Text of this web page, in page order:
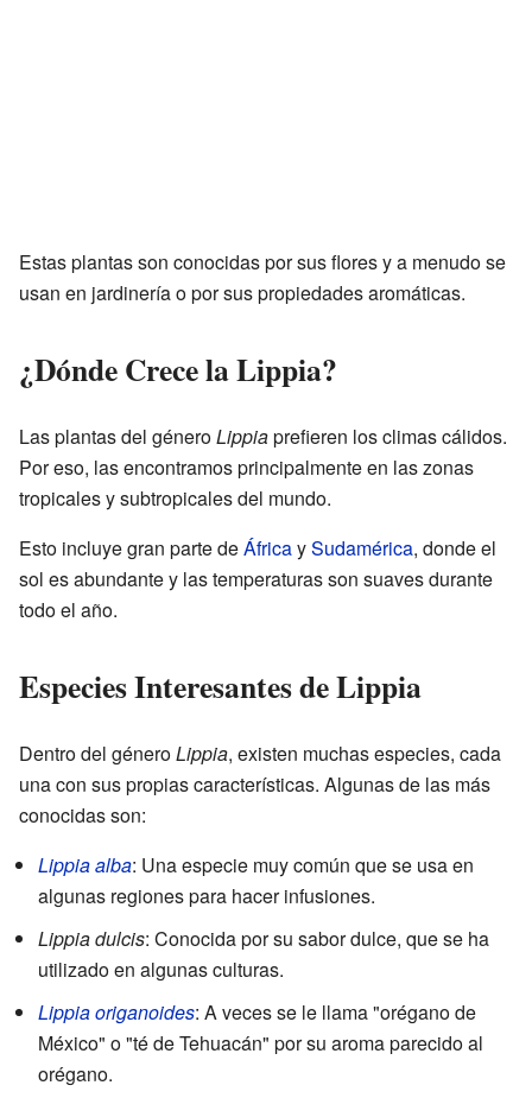
Estas plantas son conocidas por sus flores y a menudo se
usan en jardinería o por sus propiedades aromáticas.
¿Dónde Crece la Lippia?
Las plantas del géneroLippiaprefieren los climas cálidos.
Por eso, las encontramos principalmente en las zonas
tropicales y subtropicales del mundo.
Esto incluye gran parte deÁfricaySudamérica, donde el
sol es abundante y las temperaturas son suaves durante
todo el año.
Especies Interesantes de Lippia
Dentro del géneroLippia, existen muchas especies, cada
una con sus propias características. Algunas de las más
conocidas son:
Lippia alba: Una especie muy común que se usa en
algunas regiones para hacer infusiones.
Lippia dulcis: Conocida por su sabor dulce, que se ha
utilizado en algunas culturas.
Lippia origanoides: A veces se le llama "orégano de
México" o "té de Tehuacán" por su aroma parecido al
orégano.